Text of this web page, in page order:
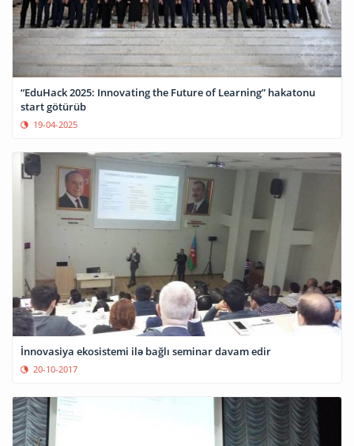
“EduHack 2025: Innovating the Future of Learning” hakatonu
start götürüb
19-04-2025
İnnovasiya ekosistemi ilə bağlı seminar davam edir
20-10-2017